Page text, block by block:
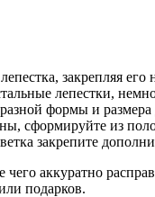
закрепляя
лепестки,
формы и
сформируйте из
закрепите
аккуратно
подарков.